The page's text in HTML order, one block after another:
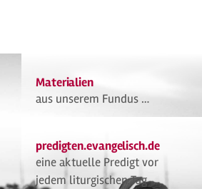
Materialien
aus unserem Fundus …
predigten.evangelisch.de
eine aktuelle Predigt vor
jedem liturgischen Tag